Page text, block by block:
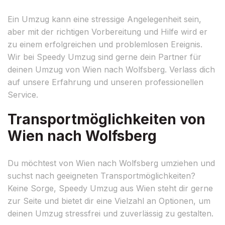
Ein Umzug kann eine stressige Angelegenheit sein,
aber mit der richtigen Vorbereitung und Hilfe wird er
zu einem erfolgreichen und problemlosen Ereignis.
Wir bei Speedy Umzug sind gerne dein Partner für
deinen Umzug von Wien nach Wolfsberg. Verlass dich
auf unsere Erfahrung und unseren professionellen
Service.
Transportmöglichkeiten von
Wien nach Wolfsberg
Du möchtest von Wien nach Wolfsberg umziehen und
suchst nach geeigneten Transportmöglichkeiten?
Keine Sorge, Speedy Umzug aus Wien steht dir gerne
zur Seite und bietet dir eine Vielzahl an Optionen, um
deinen Umzug stressfrei und zuverlässig zu gestalten.